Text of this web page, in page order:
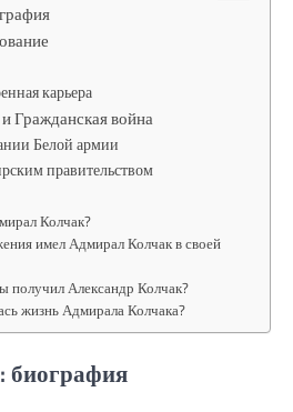
карьера
Гражданская война
Белой армии
правительством
Колчак?
имел Адмирал Колчак в своей
получил Александр Колчак?
жизнь Адмирала Колчака?
биография